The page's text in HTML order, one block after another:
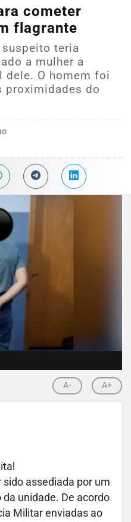
cometer
flagrante
suspeito teria
a mulher a
dele. O homem foi
proximidades do
A- A+
assediada por um
unidade. De acordo
Militar enviadas ao